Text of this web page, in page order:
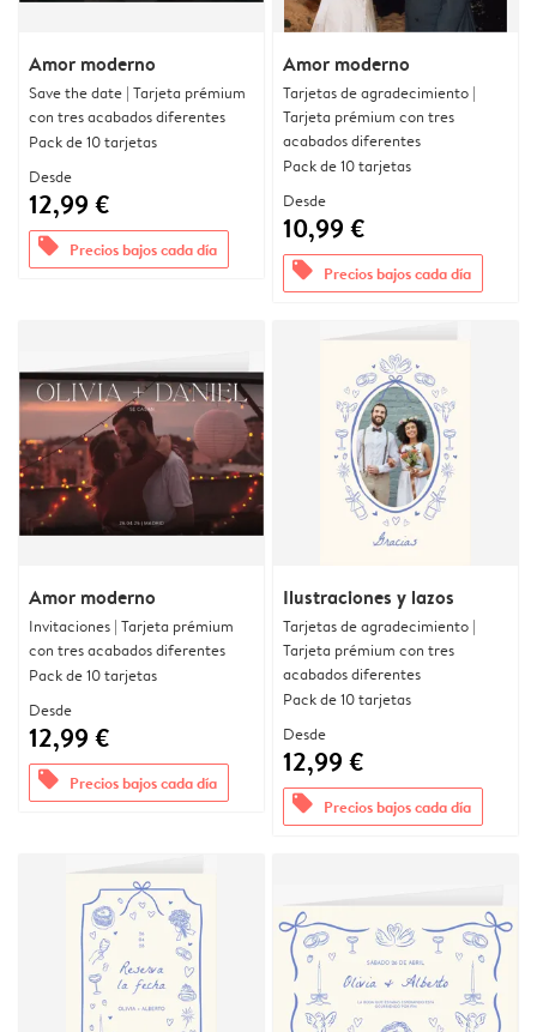
Amor moderno
Save the date | Tarjeta prémium
con tres acabados diferentes
Pack de 10 tarjetas
Desde
12,99 €
offers Precios bajos cada día
Amor moderno
Tarjetas de agradecimiento |
Tarjeta prémium con tres
acabados diferentes
Pack de 10 tarjetas
Desde
10,99 €
offers Precios bajos cada día
Amor moderno
Invitaciones | Tarjeta prémium
con tres acabados diferentes
Pack de 10 tarjetas
Desde
12,99 €
offers Precios bajos cada día
Ilustraciones y lazos
Tarjetas de agradecimiento |
Tarjeta prémium con tres
acabados diferentes
Pack de 10 tarjetas
Desde
12,99 €
offers Precios bajos cada día